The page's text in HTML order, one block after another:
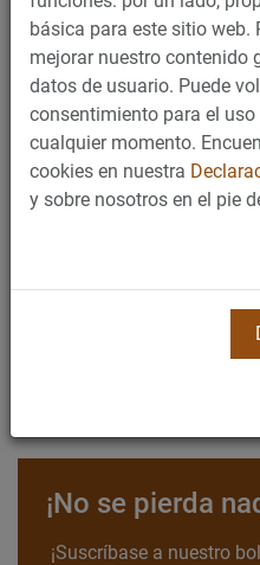
especialistas en toda
Latinoamérica (Panamá,
Colombia, Bolivia y
de máquinas con servicio y
¡Siempre cerca! Encuentre
rápida y sencilla.
¡No se pierda
¡Suscríbase a nuestro
básica para este sitio web.
mejorar nuestro contenido
datos de usuario. Puede
consentimiento para el uso
cualquier momento.
cookies en nuestra
y sobre nosotros en el pie